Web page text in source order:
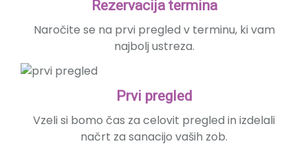
Rezervacija termina
Naročite se na prvi pregled v terminu, ki vam
najbolj ustreza.
Prvi pregled
Vzeli si bomo čas za celovit pregled in izdelali
načrt za sanacijo vaših zob.